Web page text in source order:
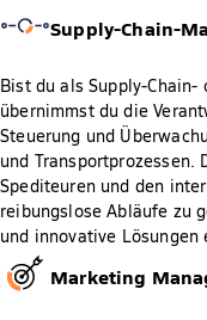
Supply-Chain-
Bist du als Supply-
übernimmst du die
Steuerung und
und Transportprozessen.
Spediteuren und den
reibungslose Abläufe zu
und innovative Lösungen
Marketing